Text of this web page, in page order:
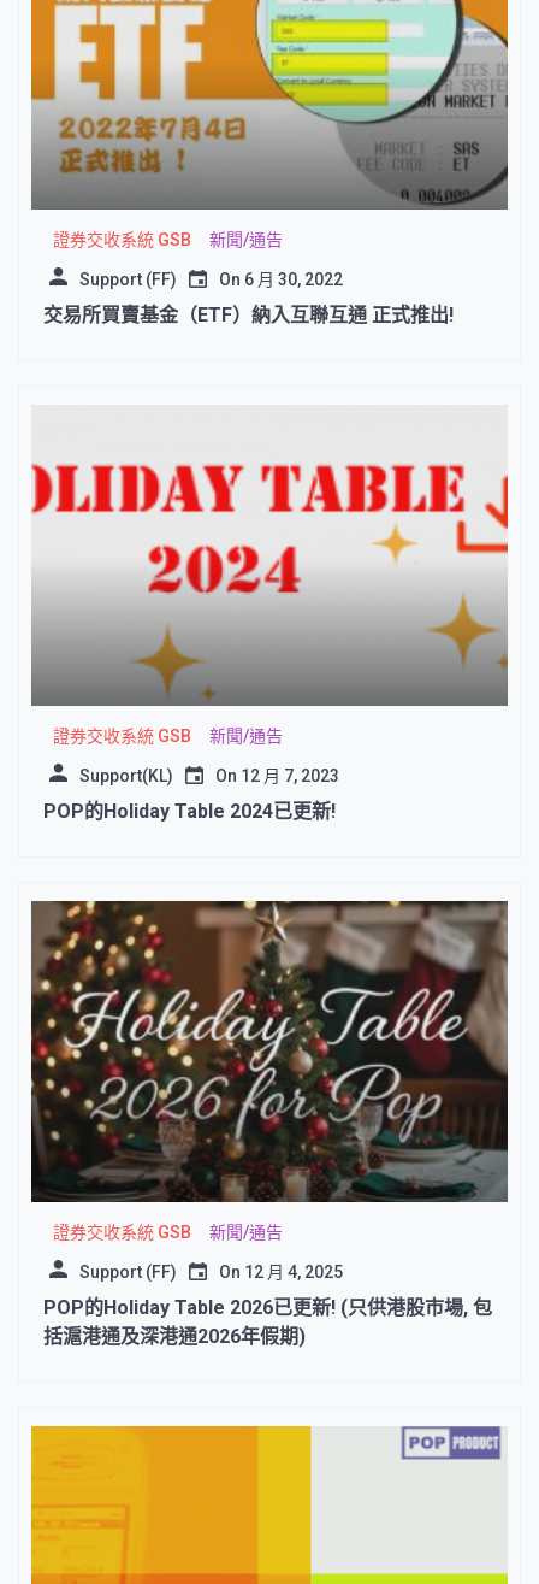
證券交收系統 GSB 新聞/通告
Support (FF) On 6 月 30, 2022
交易所買賣基金（ETF）納入互聯互通 正式推出!
證券交收系統 GSB 新聞/通告
Support(KL) On 12 月 7, 2023
POP的Holiday Table 2024已更新!
證券交收系統 GSB 新聞/通告
Support (FF) On 12 月 4, 2025
POP的Holiday Table 2026已更新! (只供港股市場, 包
括滬港通及深港通2026年假期)